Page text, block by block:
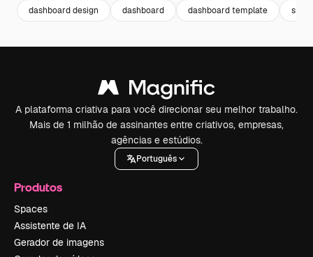
dashboard design dashboard dashboard template site
A plataforma criativa para você direcionar seu melhor trabalho.
Mais de 1 milhão de assinantes entre criativos, empresas,
agências e estúdios.
Português
Produtos
Spaces
Assistente de IA
Gerador de imagens